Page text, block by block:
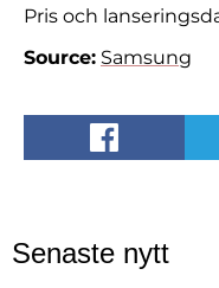
Pris och
Source: Samsung
Senaste nytt